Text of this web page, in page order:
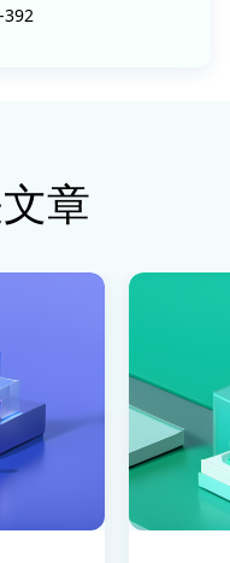
392
章